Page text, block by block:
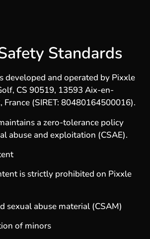
Standards
developed and operated by Pixxle
CS 90519, 13593 Aix-en-
France (SIRET: 80480164500016).
a zero-tolerance policy
abuse and exploitation (CSAE).
is strictly prohibited on Pixxle
sexual abuse material (CSAM)
of minors